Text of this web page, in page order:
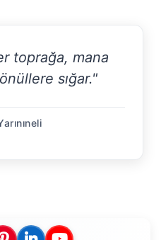
toprağa, mana
sığar."